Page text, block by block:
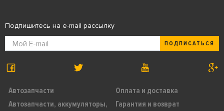
Автозапчасти
Автозапчасти, аккумуляторы,
Оплата и доставка
Гарантия и возврат
Подпишитесь на e-mail рассылку
ПОДПИСАТЬСЯ